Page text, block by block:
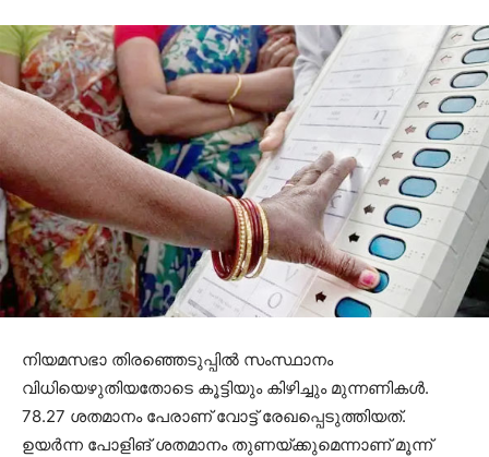
നിയമസഭാ തിരഞ്ഞെടുപ്പിൽ സംസ്ഥാനം
വിധിയെഴുതിയതോടെ കൂട്ടിയും കിഴിച്ചും മുന്നണികൾ.
78.27 ശതമാനം പേരാണ് വോട്ട് രേഖപ്പെടുത്തിയത്.
ഉയർന്ന പോളിങ് ശതമാനം തുണയ്ക്കുമെന്നാണ് മൂന്ന്